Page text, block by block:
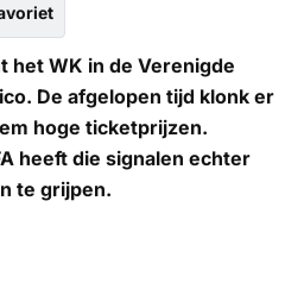
het WK in de Verenigde
De afgelopen tijd klonk er
hoge ticketprijzen.
heeft die signalen echter
te grijpen.